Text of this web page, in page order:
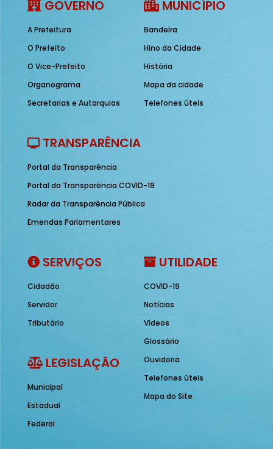
GOVERNO
A Prefeitura
O Prefeito
O Vice-Prefeito
Organograma
Secretarias e Autarquias
MUNICÍPIO
Bandeira
Hino da Cidade
História
Mapa da cidade
Telefones úteis
TRANSPARÊNCIA
Portal da Transparência
Portal da Transparência COVID-19
Radar da Transparência Pública
Emendas Parlamentares
SERVIÇOS
Cidadão
Servidor
Tributário
LEGISLAÇÃO
Municipal
Estadual
Federal
UTILIDADE
COVID-19
Notícias
Vídeos
Glossário
Ouvidoria
Telefones úteis
Mapa do Site